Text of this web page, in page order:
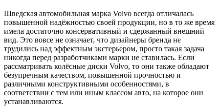
Вольво
(Volvo)
Шведская автомобильная марка Volvo всегда отличалась
повышенной надёжностью своей продукции, но в то же время
имела достаточно консервативный и сдержанный внешний
вид. Это вовсе не означает, что дизайнеры бренда не
трудились над эффектным экстерьером, просто такая задача
никогда перед разработчиками марки не ставилась. Если
рассматривать колёсные диски Volvo, то они также обладают
безупречным качеством, повышенной прочностью и
различными конструктивными особенностями, в
соответствии с тем или иным классом авто, на которое они
устанавливаются.